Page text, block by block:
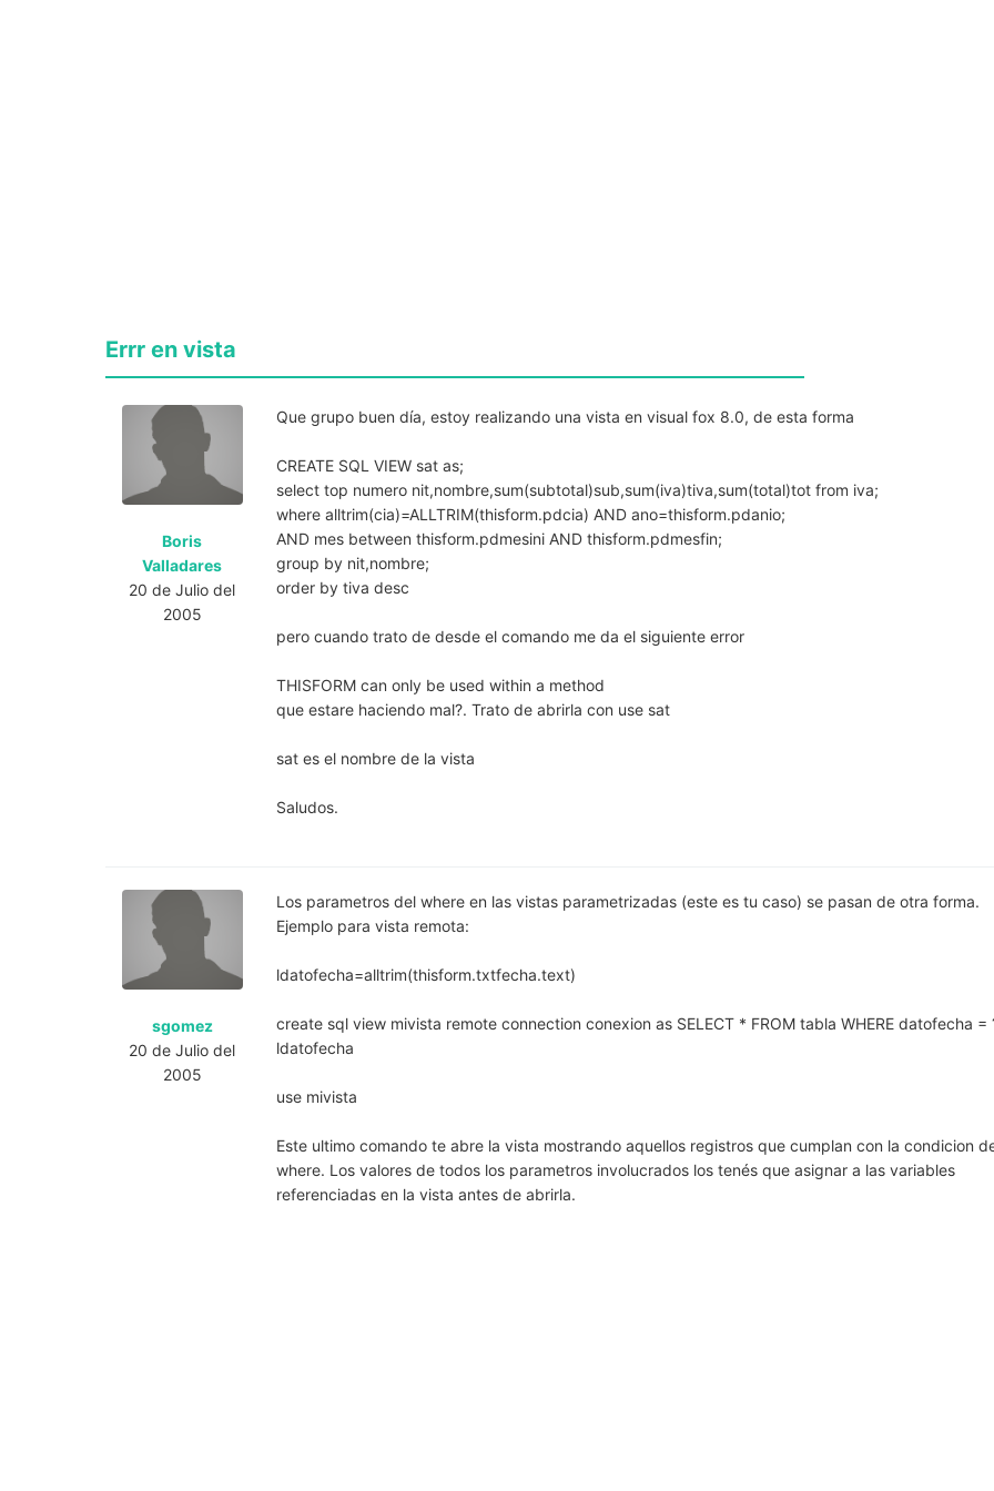
Errr en vista
Boris
Valladares
20 de Julio del
2005
Que grupo buen día, estoy realizando una vista en visual fox 8.0, de esta forma
CREATE SQL VIEW sat as;
select top numero nit,nombre,sum(subtotal)sub,sum(iva)tiva,sum(total)tot from iva;
where alltrim(cia)=ALLTRIM(thisform.pdcia) AND ano=thisform.pdanio;
AND mes between thisform.pdmesini AND thisform.pdmesfin;
group by nit,nombre;
order by tiva desc
pero cuando trato de desde el comando me da el siguiente error
THISFORM can only be used within a method
que estare haciendo mal?. Trato de abrirla con use sat
sat es el nombre de la vista
Saludos.
sgomez
20 de Julio del
2005
Los parametros del where en las vistas parametrizadas (este es tu caso) se pasan de otra forma.
Ejemplo para vista remota:
ldatofecha=alltrim(thisform.txtfecha.text)
create sql view mivista remote connection conexion as SELECT * FROM tabla WHERE datofecha =
ldatofecha
use mivista
Este ultimo comando te abre la vista mostrando aquellos registros que cumplan con la condicion
where. Los valores de todos los parametros involucrados los tenés que asignar a las variables
referenciadas en la vista antes de abrirla.